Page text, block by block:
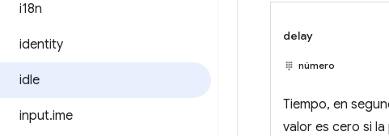
i18n
identity
idle
input.ime
delay
número
Tiempo, en
valor es cero si